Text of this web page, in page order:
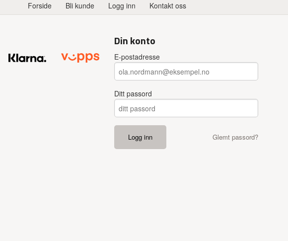
Forside Bli kunde Logg inn Kontakt oss
Din konto
E-postadresse
Ditt passord
Glemt passord?